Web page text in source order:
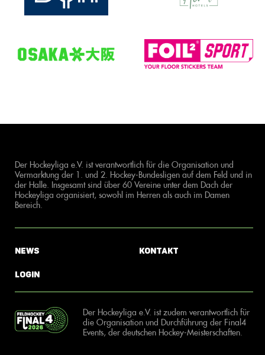
Der Hockeyliga e.V. ist verantwortlich für die Organisation und
Vermarktung der 1. und 2. Hockey-Bundesligen auf dem Feld und in
der Halle. Insgesamt sind über 60 Vereine unter dem Dach der
Hockeyliga organisiert, sowohl im Herren als auch im Damen
Bereich.
News
Login
Kontakt
Der Hockeyliga e.V. ist zudem verantwortlich für
die Organisation und Durchführung der Final4
Events, der deutschen Hockey-Meisterschaften.